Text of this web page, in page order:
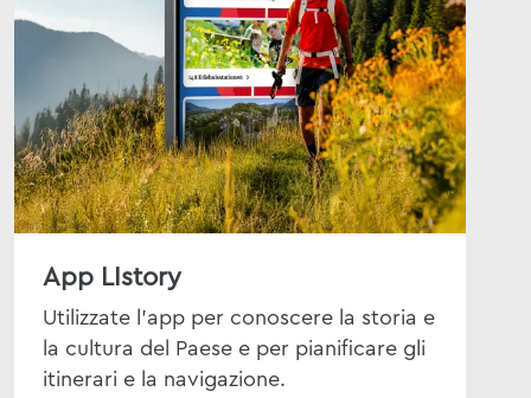
App LIstory
Utilizzate l'app per conoscere la storia e
la cultura del Paese e per pianificare gli
itinerari e la navigazione.